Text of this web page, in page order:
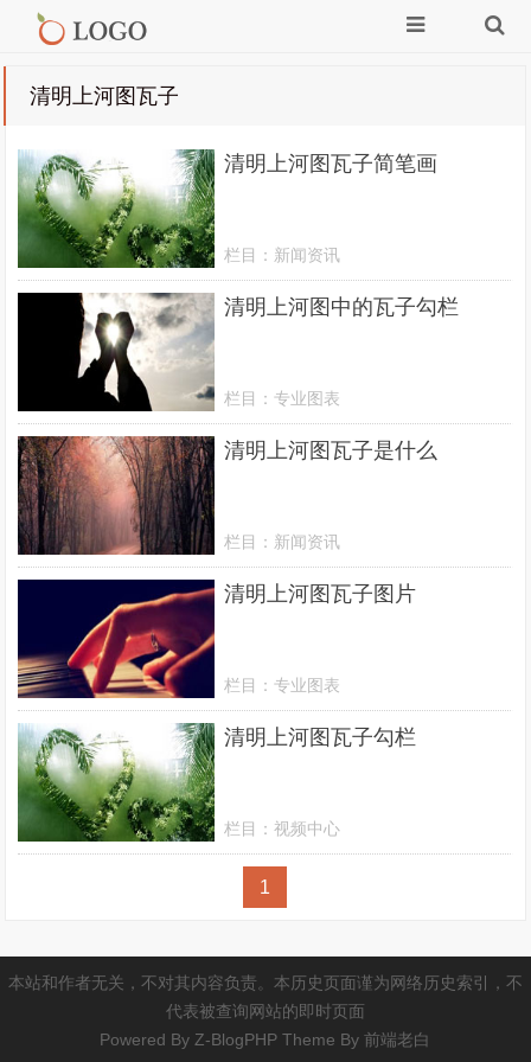
清明上河图瓦子
清明上河图瓦子简笔画
栏目： 新闻资讯
清明上河图中的瓦子勾栏
栏目：专业图表
清明上河图瓦子是什么
栏目： 新闻资讯
清明上河图瓦子图片
栏目：专业图表
清明上河图瓦子勾栏
栏目：视频中心
1
本站和作者无关，不对其内容负责。本历史页面谨为网络历史索引，不
代表被查询网站的即时页面
Powered By Z-BlogPHP Theme By前端老白